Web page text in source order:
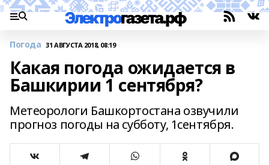
Погода 31 АВГУСТА 2018, 08:19
Какая погода ожидается в
Башкирии 1 сентября?
Метеорологи Башкортостана озвучили
прогноз погоды на субботу, 1сентября.